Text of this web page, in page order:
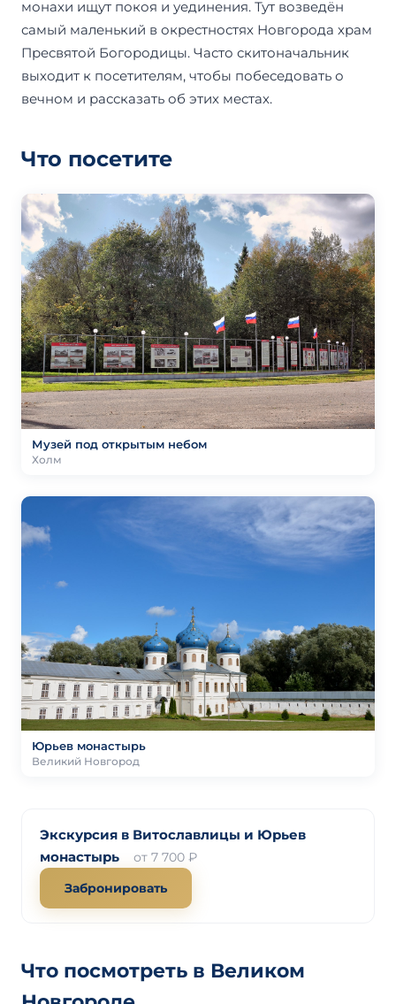
монахи ищут покоя и уединения. Тут возведён
самый маленький в окрестностях Новгорода храм
Пресвятой Богородицы. Часто скитоначальник
выходит к посетителям, чтобы побеседовать о
вечном и рассказать об этих местах.
Что посетите
Музей под открытым небом
Холм
Юрьев монастырь
Великий Новгород
Экскурсия в Витославлицы и Юрьев
монастырь
от 7 700 ₽
Забронировать
Что посмотреть в Великом